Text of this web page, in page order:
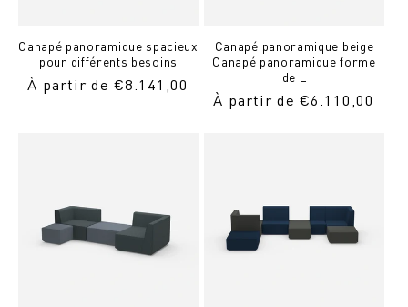
Canapé panoramique spacieux
pour différents besoins
Prix
À partir de €8.141,00
Canapé panoramique beige
Canapé panoramique forme
de L
Prix
À partir de €6.110,00